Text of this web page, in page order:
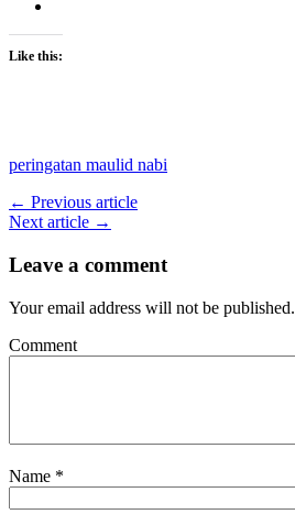
Like this:
peringatan maulid nabi
← Previous article
Next article →
Leave a comment
Your email address will not be published.
Comment
Name *